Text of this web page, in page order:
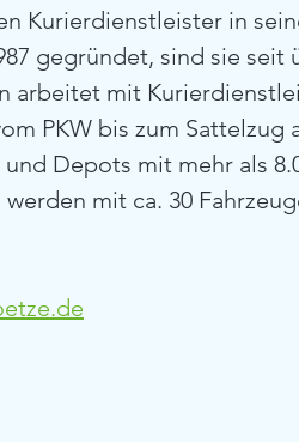
Kurierdienstleister in
gegründet, sind sie seit
arbeitet mit
PKW bis zum Sattelzug
Depots mit mehr als
mit ca. 30